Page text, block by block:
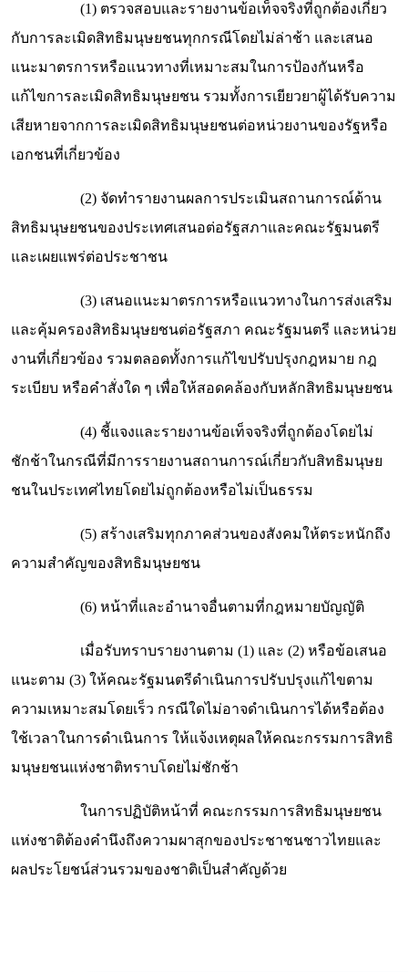
(1) ตรวจสอบและรายงานข้อเท็จจริงที่ถูกต้องเกี่ยว
กับการละเมิดสิทธิมนุษยชนทุกกรณีโดยไม่ล่าช้า และเสนอ
แนะมาตรการหรือแนวทางที่เหมาะสมในการป้องกันหรือ
แก้ไขการละเมิดสิทธิมนุษยชน รวมทั้งการเยียวยาผู้ได้รับความ
เสียหายจากการละเมิดสิทธิมนุษยชนต่อหน่วยงานของรัฐหรือ
เอกชนที่เกี่ยวข้อง
(2) จัดทำรายงานผลการประเมินสถานการณ์ด้าน
สิทธิมนุษยชนของประเทศเสนอต่อรัฐสภาและคณะรัฐมนตรี
และเผยแพร่ต่อประชาชน
(3) เสนอแนะมาตรการหรือแนวทางในการส่งเสริม
และคุ้มครองสิทธิมนุษยชนต่อรัฐสภา คณะรัฐมนตรี และหน่วย
งานที่เกี่ยวข้อง รวมตลอดทั้งการแก้ไขปรับปรุงกฎหมาย กฎ
ระเบียบ หรือคำสั่งใด ๆ เพื่อให้สอดคล้องกับหลักสิทธิมนุษยชน
(4) ชี้แจงและรายงานข้อเท็จจริงที่ถูกต้องโดยไม่
ชักช้าในกรณีที่มีการรายงานสถานการณ์เกี่ยวกับสิทธิมนุษย
ชนในประเทศไทยโดยไม่ถูกต้องหรือไม่เป็นธรรม
(5) สร้างเสริมทุกภาคส่วนของสังคมให้ตระหนักถึง
ความสำคัญของสิทธิมนุษยชน
(6) หน้าที่และอำนาจอื่นตามที่กฎหมายบัญญัติ
เมื่อรับทราบรายงานตาม (1) และ (2) หรือข้อเสนอ
แนะตาม (3) ให้คณะรัฐมนตรีดำเนินการปรับปรุงแก้ไขตาม
ความเหมาะสมโดยเร็ว กรณีใดไม่อาจดำเนินการได้หรือต้อง
ใช้เวลาในการดำเนินการ ให้แจ้งเหตุผลให้คณะกรรมการสิทธิ
มนุษยชนแห่งชาติทราบโดยไม่ชักช้า
ในการปฏิบัติหน้าที่ คณะกรรมการสิทธิมนุษยชน
แห่งชาติต้องคำนึงถึงความผาสุกของประชาชนชาวไทยและ
ผลประโยชน์ส่วนรวมของชาติเป็นสำคัญด้วย